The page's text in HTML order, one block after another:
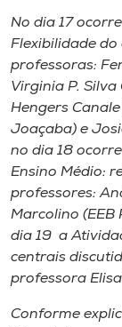
No dia 17
Flexibilidade
professoras:
Virginia P. Silva
Hengers Canale
Joaçaba) e
no dia 18
Ensino Médio:
professores:
Marcolino (EEB
dia 19 a
centrais
professora
Conforme